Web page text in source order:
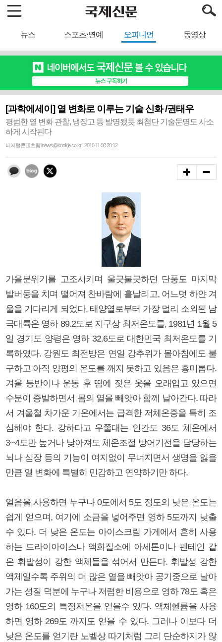
뉴스 스포츠·연예 오피니언 동영상
[과학에세이] 열 변화로 이루는 기술 신화 /권태우
평범한 열 변화 관찰, 냉장고 등 발명됐듯 최첨단 기술문명도 사소
하게 시작된다
디지털콘텐츠팀 inews@kookje.co.kr | 2010.11.08 20:12
가을분위기를 고조시키며 울긋불긋하던 단풍도 마지막
발버둥을 치며 떨어져 찬바람에 흩날리고, 어느덧 하얀 겨
울을 기다리게 되었다. 태양열로부터 가장 멀리 소외된 남
극대륙은 영하 89.2도로 지구상 최저온도를, 1981년 1월 5
일 경기도 양평은 영하 32.6도로 대한민국 최저온도를 기
록하였다. 강원도 최전방은 연일 강추위가 몰아침에도 불
구하고 아직 양평의 온도를 깨지 못하고 있음은 흥미롭다.
겨울 등반이나 운동 후 땀에 젖은 옷을 오래입고 있으면
수분이 증발하면서 몸의 열을 빼앗아 함께 날아간다. 따라
서 겨울철 차가운 기온에서는 급격한 저체온증을 특히 조
심해야 한다. 강하다고 우쭐대는 인간도 36도 체온에서
3~4도만 높거나 낮아져도 체온조절 방어기전을 담당하는
뇌나 심장 등의 기능이 여지없이 무너지면서 생명을 잃을
만큼 열 변화에 특별히 민감하고 연약하기만 하다.
얼음을 사용하면 누구나 0도에서 5도 정도의 낮은 온도는
쉽게 얻으며, 여기에 소금을 넣어주면 영하 5도까지 낮출
수 있다. 더 낮은 온도는 아이스크림 가게에서 흔히 사용
하는 드라이아이스나 액화질소에 아세톤이나 펜테인 같
은 휘발성이 강한 액체들을 섞어서 만든다. 휘발성 강한
액체일수록 주위의 더 많은 열을 빼앗아 공기중으로 날아
가는 성질 덕분에 누구나 저렴한 비용으로 영하 78도 혹은
영하 160도의 특정저온을 얻을수 있다. 액체헬륨을 사용
하면 영하 269도 까지도 얻을 수 있다. 그러나 이보다 더
낮은 온도를 얻기란 노벨상 따기처럼 그리 단순하지가 않